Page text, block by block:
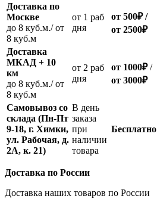
Доставка по
Москве
до 8 куб.м./ от
8 куб.м
oт 1 раб
дня
от 500₽/
от 2500₽
Доставка
МКАД + 10
км
до 8 куб.м./ от
8 куб.м
oт 2 раб
дня
от 1000₽/
от 3000₽
Самовывоз со
склада (Пн-Пт
9-18, г. Химки,
ул. Рабочая, д.
2А, к. 21)
В день
заказа
при
наличии
товара
Бесплатно
Доставка по России
Доставка наших товаров по России